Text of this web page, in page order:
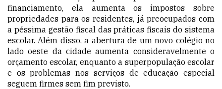
financiamento, ela aumenta os impostos sobre
propriedades para os residentes, já preocupados com
a péssima gestão fiscal das práticas fiscais do sistema
escolar. Além disso, a abertura de um novo colégio no
lado oeste da cidade aumenta consideravelmente o
orçamento escolar, enquanto a superpopulação escolar
e os problemas nos serviços de educação especial
seguem firmes sem fim previsto.